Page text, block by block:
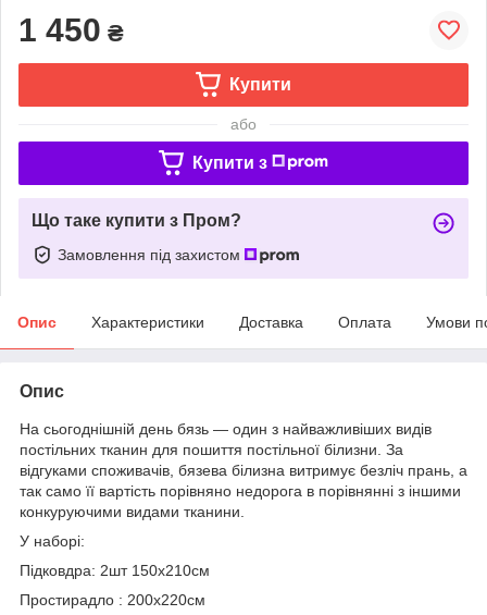
1 450 ₴
Купити
або
Купити з
Що таке купити з Пром?
Замовлення під захистом
Опис Характеристики Доставка Оплата Умови
Опис
На сьогоднішній день бязь — один з найважливіших видів
постільних тканин для пошиття постільної білизни. За
відгуками споживачів, бязева білизна витримує безліч прань, а
так само її вартість порівняно недорога в порівнянні з іншими
конкуруючими видами тканини.
У наборі:
Підковдра: 2шт 150х210см
Простирадло : 200х220см